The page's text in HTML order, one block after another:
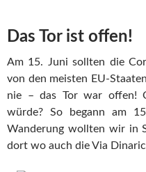
Das Tor ist offen!
Am 15. Juni sollten die
von den meisten EU-
nie – das Tor war offen!
würde? So begann am
Wanderung wollten wir in
dort wo auch die Via